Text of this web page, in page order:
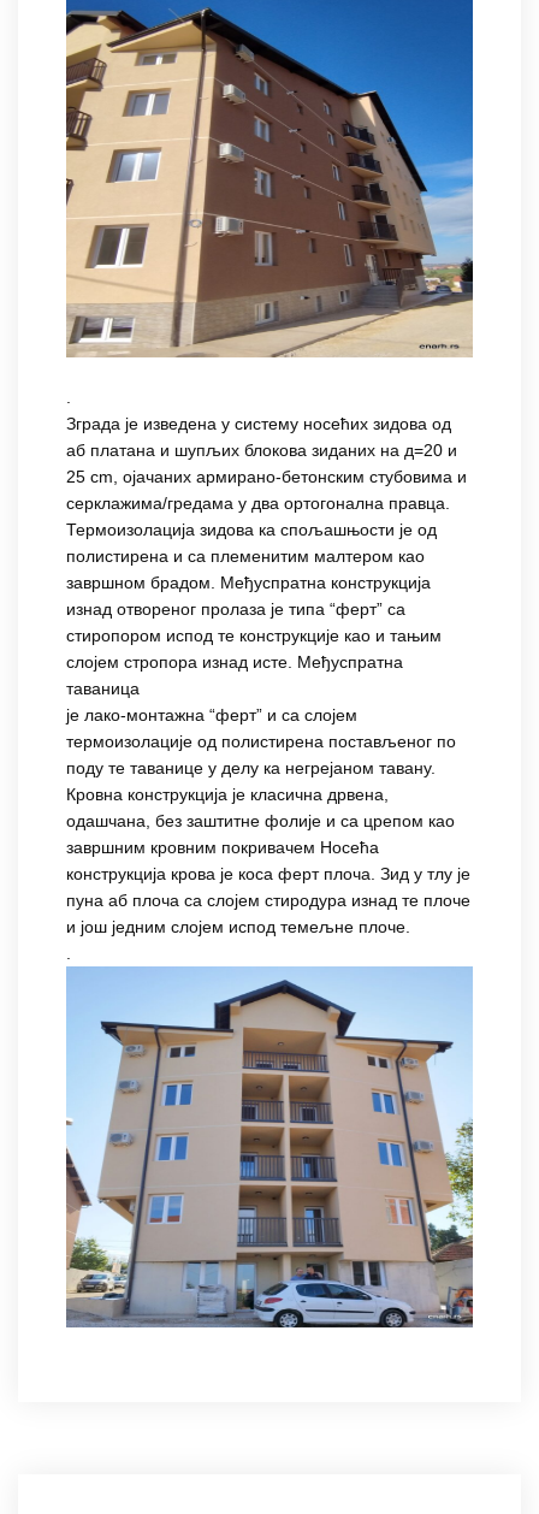
.
Зграда је изведена у систему носећих зидова од
аб платана и шупљих блокова зиданих на д=20 и
25 cm, ојачаних армирано-бетонским стубовима и
серклажима/гредама у два ортогонална правца.
Термоизолација зидова ка спољашњости је од
полистирена и са племенитим малтером као
завршном брадом. Међуспратна конструкција
изнад отвореног пролаза је типа “ферт” са
стиропором испод те конструкције као и тањим
слојем стропора изнад исте. Међуспратна
таваница
је лако-монтажна “ферт” и са слојем
термоизолације од полистирена постављеног по
поду те таванице у делу ка негрејаном тавану.
Кровна конструкција је класична дрвена,
одашчана, без заштитне фолије и са црепом као
завршним кровним покривачем Носећа
конструкција крова је коса ферт плоча. Зид у тлу је
пуна аб плоча са слојем стиродура изнад те плоче
и још једним слојем испод темељне плоче.
.